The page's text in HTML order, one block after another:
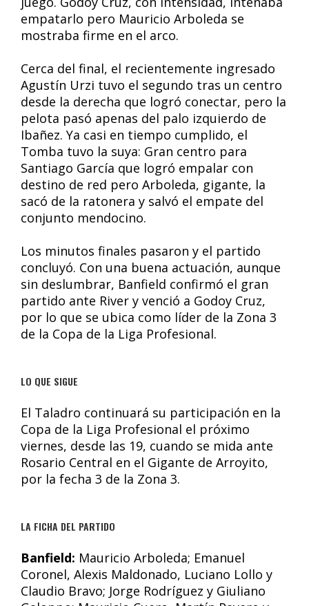
empatarlo pero Mauricio Arboleda se
mostraba firme en el arco.
Cerca del final, el recientemente ingresado
Agustín Urzi tuvo el segundo tras un centro
desde la derecha que logró conectar, pero la
pelota pasó apenas del palo izquierdo de
Ibañez. Ya casi en tiempo cumplido, el
Tomba tuvo la suya: Gran centro para
Santiago García que logró empalar con
destino de red pero Arboleda, gigante, la
sacó de la ratonera y salvó el empate del
conjunto mendocino.
Los minutos finales pasaron y el partido
concluyó. Con una buena actuación, aunque
sin deslumbrar, Banfield confirmó el gran
partido ante River y venció a Godoy Cruz,
por lo que se ubica como líder de la Zona 3
de la Copa de la Liga Profesional.
LO QUE SIGUE
El Taladro continuará su participación en la
Copa de la Liga Profesional el próximo
viernes, desde las 19, cuando se mida ante
Rosario Central en el Gigante de Arroyito,
por la fecha 3 de la Zona 3.
LA FICHA DEL PARTIDO
Banfield: Mauricio Arboleda; Emanuel
Coronel, Alexis Maldonado, Luciano Lollo y
Claudio Bravo; Jorge Rodríguez y Giuliano